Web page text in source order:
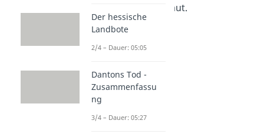
Ärzten nicht vertraut.
Der hessische
Landbote
2/4 – Dauer: 05:05
Dantons Tod -
Zusammenfassu
ng
3/4 – Dauer: 05:27